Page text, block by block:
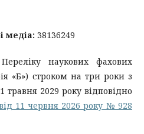
медіа: 38136249
наукових фахових
«Б») строком на три роки з
травня 2029 року відповідно
11 червня 2026 року № 928